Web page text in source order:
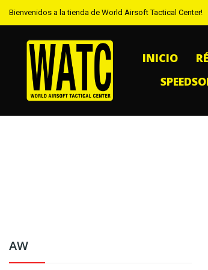
Bienvenidos a la tienda de World Airsoft Tactical Center!
INICIO
AW